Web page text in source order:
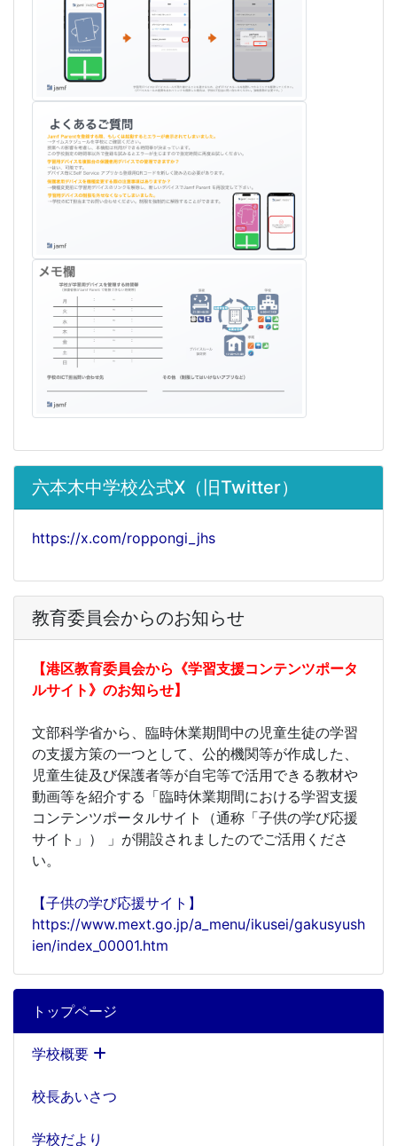
トップページ
学校概要
校長あいさつ
学校だより
六本木中学校公式X（旧Twitter）
https://x.com/roppongi_jhs
教育委員会からのお知らせ
【港区教育委員会から《学習支援コンテンツポータ
ルサイト》のお知らせ】
文部科学省から、臨時休業期間中の児童生徒の学習
の支援方策の一つとして、公的機関等が作成した、
児童生徒及び保護者等が自宅等で活用できる教材や
動画等を紹介する「臨時休業期間における学習支援
コンテンツポータルサイト（通称「子供の学び応援
サイト」） 」が開設されましたのでご活用くださ
い。
【子供の学び応援サイト】
https://www.mext.go.jp/a_menu/ikusei/gakusyush
ien/index_00001.htm